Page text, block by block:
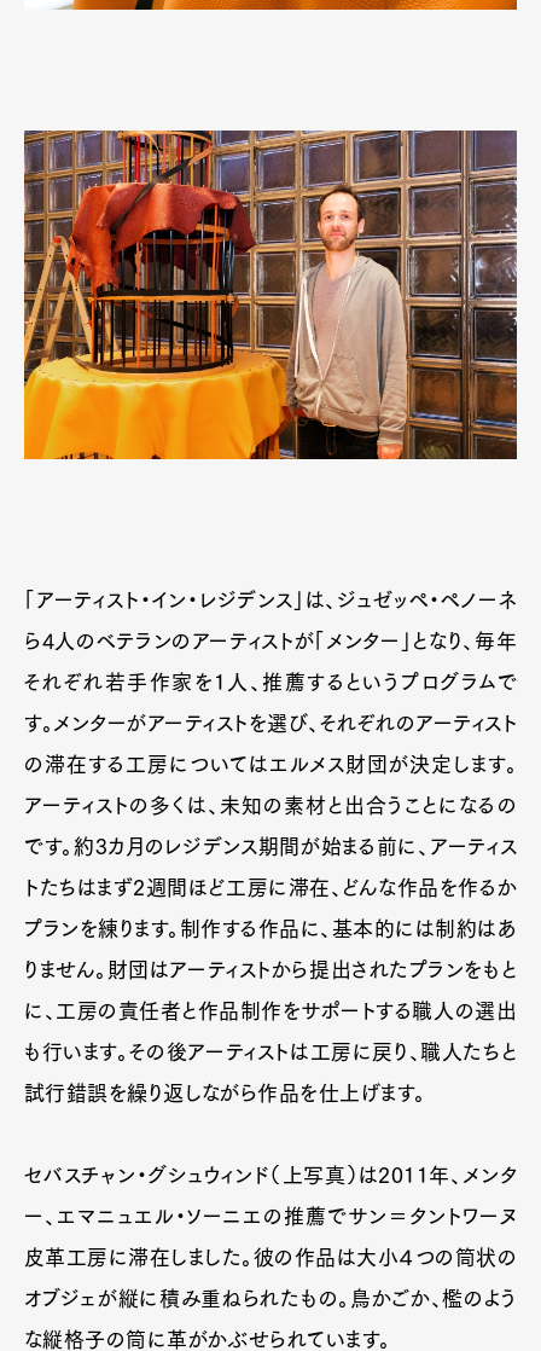
「アーティスト・イン・レジデンス」は、ジュゼッペ・ペノーネ
ら4人のベテランのアーティストが「メンター」となり、毎年
それぞれ若手作家を1人、推薦するというプログラムで
す。メンターがアーティストを選び、それぞれのアーティスト
の滞在する工房についてはエルメス財団が決定します。
アーティストの多くは、未知の素材と出合うことになるの
です。約3カ月のレジデンス期間が始まる前に、アーティス
トたちはまず2週間ほど工房に滞在、どんな作品を作るか
プランを練ります。制作する作品に、基本的には制約はあ
りません。財団はアーティストから提出されたプランをもと
に、工房の責任者と作品制作をサポートする職人の選出
も行います。その後アーティストは工房に戻り、職人たちと
試行錯誤を繰り返しながら作品を仕上げます。
セバスチャン・グシュウィンド（上写真）は2011年、メンタ
ー、エマニュエル・ソーニエの推薦でサン＝タントワーヌ
皮革工房に滞在しました。彼の作品は大小４つの筒状の
オブジェが縦に積み重ねられたもの。鳥かごか、檻のよう
な縦格子の筒に革がかぶせられています。